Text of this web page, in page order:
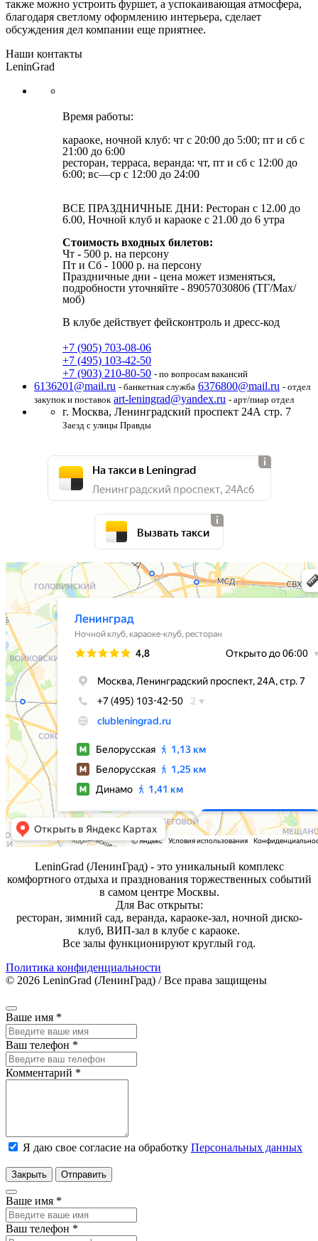
также можно устроить фуршет, а успокаивающая атмосфера,
благодаря светлому оформлению интерьера, сделает
обсуждения дел компании еще приятнее.
Наши контакты
LeninGrad
Время работы:
караоке, ночной клуб: чт с 20:00 до 5:00; пт и сб с
21:00 до 6:00
ресторан, терраса, веранда: чт, пт и сб с 12:00 до
6:00; вс—ср с 12:00 до 24:00
ВСЕ ПРАЗДНИЧНЫЕ ДНИ: Ресторан с 12.00 до
6.00, Ночной клуб и караоке с 21.00 до 6 утра
Стоимость входных билетов:
Чт - 500 р. на персону
Пт и Cб - 1000 р. на персону
Праздничные дни - цена может изменяться,
подробности уточняйте - 89057030806 (ТГ/Max/
моб)
В клубе действует фейсконтроль и дресс-код
+7 (905) 703-08-06
+7 (495) 103-42-50
+7 (903) 210-80-50 - по вопросам вакансий
6136201@mail.ru - банкетная служба 6376800@mail.ru - отдел
закупок и поставок art-leningrad@yandex.ru - арт/пиар отдел
г. Москва, Ленинградский проспект 24А стр. 7
Заезд с улицы Правды
На такси в Leningrad
Ленинградский проспект, 24Ас6
Вызвать такси
LeninGrad (ЛенинГрад) - это уникальный комплекс
комфортного отдыха и празднования торжественных событий
в самом центре Москвы.
Для Вас открыты:
ресторан, зимний сад, веранда, караоке-зал, ночной диско-
клуб, ВИП-зал в клубе с караоке.
Все залы функционируют круглый год.
Политика конфиденциальности
© 2026 LeninGrad (ЛенинГрад) / Все права защищены
Ваше имя *
Ваш телефон *
Комментарий *
Я даю свое согласие на обработку Персональных данных
Закрыть Отправить
Ваше имя *
Ваш телефон *